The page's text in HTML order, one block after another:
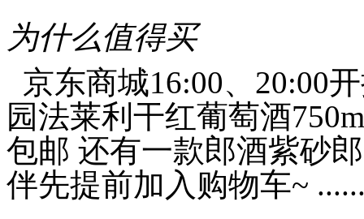
为什么值得买
京东商城16:00、20:00
园法莱利干红葡萄酒
包邮 还有一款郎酒紫砂
伴先提前加入购物车~